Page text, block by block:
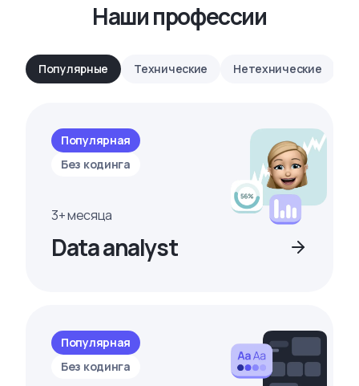
Наши профессии
Популярные Технические Нетехнические
Популярная
Без кодинга
3+ месяца
Data analyst
Популярная
Без кодинга